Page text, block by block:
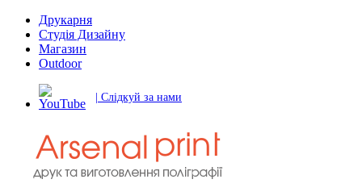
Друкарня
Студія Дизайну
Магазин
Outdoor
| Слідкуй за нами